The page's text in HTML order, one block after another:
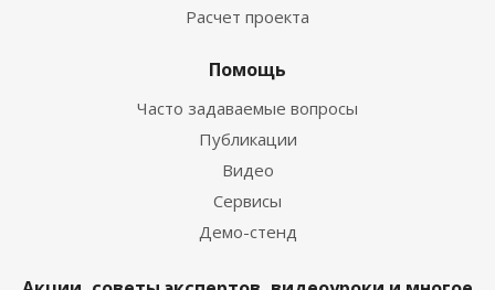
Расчет проекта
Помощь
Часто задаваемые вопросы
Публикации
Видео
Сервисы
Демо-стенд